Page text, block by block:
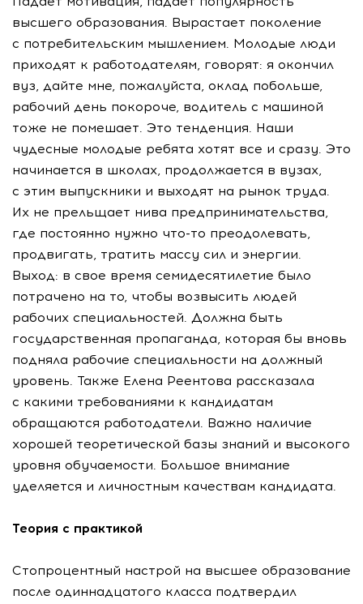
высшего образования. Вырастает поколение
с потребительским мышлением. Молодые люди
приходят к работодателям, говорят: я окончил
вуз, дайте мне, пожалуйста, оклад побольше,
рабочий день покороче, водитель с машиной
тоже не помешает. Это тенденция. Наши
чудесные молодые ребята хотят все и сразу. Это
начинается в школах, продолжается в вузах,
с этим выпускники и выходят на рынок труда.
Их не прельщает нива предпринимательства,
где постоянно нужно что-то преодолевать,
продвигать, тратить массу сил и энергии.
Выход: в свое время семидесятилетие было
потрачено на то, чтобы возвысить людей
рабочих специальностей. Должна быть
государственная пропаганда, которая бы вновь
подняла рабочие специальности на должный
уровень. Также Елена Реентова рассказала
с какими требованиями к кандидатам
обращаются работодатели. Важно наличие
хорошей теоретической базы знаний и высокого
уровня обучаемости. Большое внимание
уделяется и личностным качествам кандидата.
Теория с практикой
Стопроцентный настрой на высшее образование
после одиннадцатого класса подтвердил